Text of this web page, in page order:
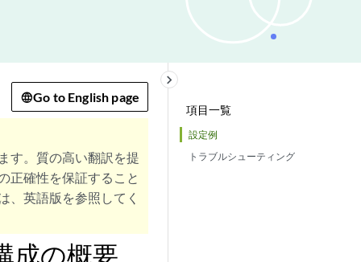
項目一覧
設定例
トラブルシューティング
keyboard_arrow_right
Go to English page
す。質の高い翻訳を提
正確性を保証すること
、英語版を参照してく
成の概要